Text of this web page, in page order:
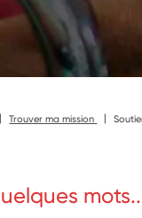
Trouver ma mission